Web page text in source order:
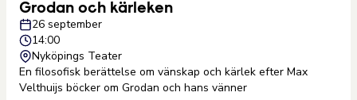
Grodan och kärleken
26 september
14:00
Nyköpings Teater
En filosofisk berättelse om vänskap och kärlek efter Max
Velthuijs böcker om Grodan och hans vänner